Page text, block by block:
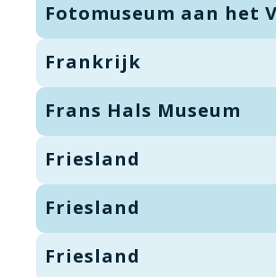
Fotomuseum aan het
Frankrijk
Frans Hals Museum
Friesland
Friesland
Friesland